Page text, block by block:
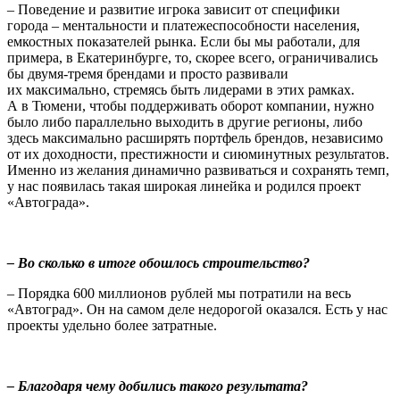
– Поведение и развитие игрока зависит от специфики
города – ментальности и платежеспособности населения,
емкостных показателей рынка. Если бы мы работали, для
примера, в Екатеринбурге, то, скорее всего, ограничивались
бы двумя-тремя брендами и просто развивали
их максимально, стремясь быть лидерами в этих рамках.
А в Тюмени, чтобы поддерживать оборот компании, нужно
было либо параллельно выходить в другие регионы, либо
здесь максимально расширять портфель брендов, независимо
от их доходности, престижности и сиюминутных результатов.
Именно из желания динамично развиваться и сохранять темп,
у нас появилась такая широкая линейка и родился проект
«Автограда».
– Во сколько в итоге обошлось строительство?
– Порядка 600 миллионов рублей мы потратили на весь
«Автоград». Он на самом деле недорогой оказался. Есть у нас
проекты удельно более затратные.
– Благодаря чему добились такого результата?